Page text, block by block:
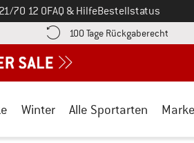
uns an unter
70 12 0FAQ & HilfeBestellstatus
hier! Öffnet sich in einer Infobox
100 Tage Rückgaberecht
Winter Alle Sportarten